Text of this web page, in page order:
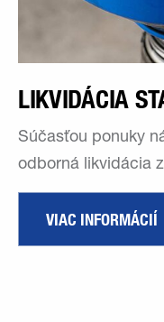
LIKVIDÁCIA
Súčasťou ponuky
odborná likvidácia
VIAC INFORMÁCIÍ